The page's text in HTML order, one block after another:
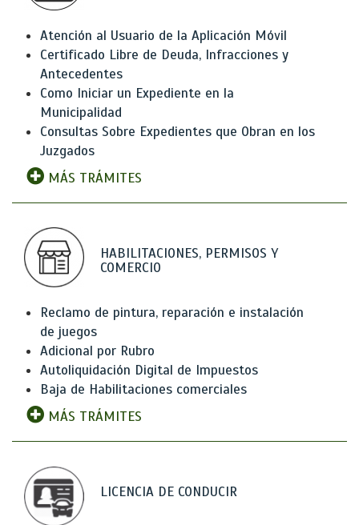
Atención al Usuario de la Aplicación Móvil
Certificado Libre de Deuda, Infracciones y
Antecedentes
Como Iniciar un Expediente en la
Municipalidad
Consultas Sobre Expedientes que Obran en los
Juzgados
MÁS TRÁMITES
HABILITACIONES, PERMISOS Y
COMERCIO
Reclamo de pintura, reparación e instalación
de juegos
Adicional por Rubro
Autoliquidación Digital de Impuestos
Baja de Habilitaciones comerciales
MÁS TRÁMITES
LICENCIA DE CONDUCIR